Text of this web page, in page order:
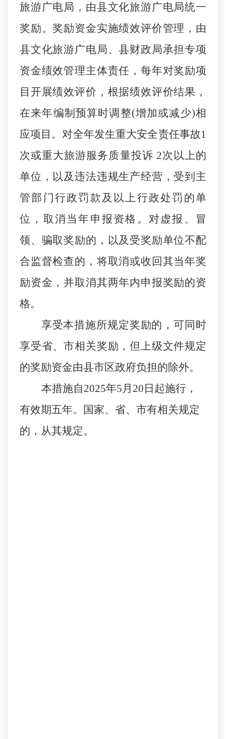
旅游广电局，由县文化旅游广电局统一
奖励。奖励资金实施绩效评价管理，由
县文化旅游广电局、县财政局承担专项
资金绩效管理主体责任，每年对奖励项
目开展绩效评价，根据绩效评价结果，
在来年编制预算时调整(增加或减少)相
应项目。对全年发生重大安全责任事故1
次或重大旅游服务质量投诉 2次以上的
单位，以及违法违规生产经营，受到主
管部门行政罚款及以上行政处罚的单
位，取消当年申报资格。对虚报、冒
领、骗取奖励的，以及受奖励单位不配
合监督检查的，将取消或收回其当年奖
励资金，并取消其两年内申报奖励的资
格。
享受本措施所规定奖励的，可同时
享受省、市相关奖励，但上级文件规定
的奖励资金由县市区政府负担的除外。
本措施自2025年5月20日起施行，
有效期五年。国家、省、市有相关规定
的，从其规定。